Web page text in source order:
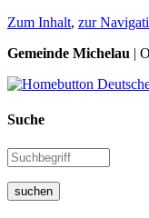
Zum Inhalt, zur
Gemeinde Michelau |
Suche
suchen